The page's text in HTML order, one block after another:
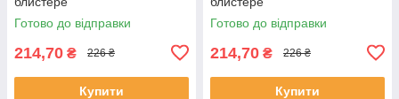
Готово до відправки
214,70 ₴ 226 ₴
Купити
Готово до відправки
214,70 ₴ 226 ₴
Купити